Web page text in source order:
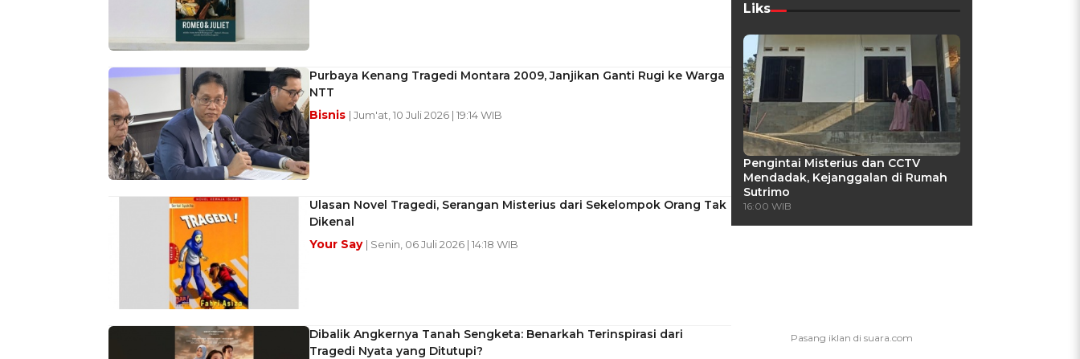
Purbaya Kenang Tragedi Montara 2009, Janjikan Ganti Rugi ke Warga
NTT
Bisnis | Jum'at, 10 Juli 2026 | 19:14 WIB
Ulasan Novel Tragedi, Serangan Misterius dari Sekelompok Orang Tak
Dikenal
Your Say | Senin, 06 Juli 2026 | 14:18 WIB
Dibalik Angkernya Tanah Sengketa: Benarkah Terinspirasi dari
Tragedi Nyata yang Ditutupi?
Liks
Pengintai Misterius dan CCTV
Mendadak, Kejanggalan di Rumah
Sutrimo
16:00 WIB